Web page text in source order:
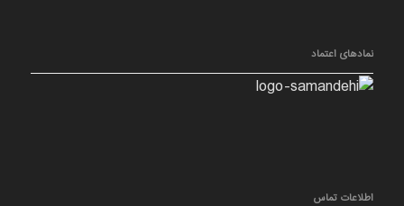
نمادهای اعتماد
اطلاعات تماس